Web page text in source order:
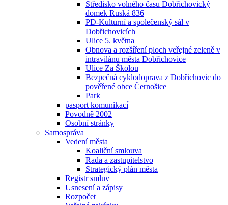
Středisko volného času Dobřichovický
domek Ruská 836
PD-Kulturní a společenský sál v
Dobřichovicích
Ulice 5. května
Obnova a rozšíření ploch veřejné zeleně v
intravilánu města Dobřichovice
Ulice Za Školou
Bezpečná cyklodoprava z Dobřichovic do
pověřené obce Černošice
Park
pasport komunikací
Povodně 2002
Osobní stránky
Samospráva
Vedení města
Koaliční smlouva
Rada a zastupitelstvo
Strategický plán města
Registr smluv
Usnesení a zápisy
Rozpočet